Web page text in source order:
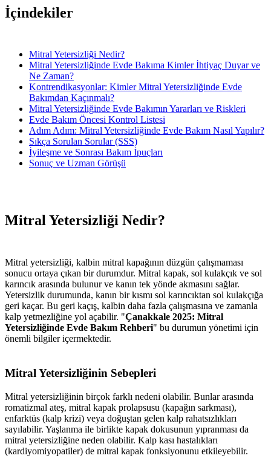
İçindekiler
Mitral Yetersizliği Nedir?
Mitral Yetersizliğinde Evde Bakıma Kimler İhtiyaç Duyar ve
Ne Zaman?
Kontrendikasyonlar: Kimler Mitral Yetersizliğinde Evde
Bakımdan Kaçınmalı?
Mitral Yetersizliğinde Evde Bakımın Yararları ve Riskleri
Evde Bakım Öncesi Kontrol Listesi
Adım Adım: Mitral Yetersizliğinde Evde Bakım Nasıl Yapılır?
Sıkça Sorulan Sorular (SSS)
İyileşme ve Sonrası Bakım İpuçları
Sonuç ve Uzman Görüşü
Mitral Yetersizliği Nedir?
Mitral yetersizliği, kalbin mitral kapağının düzgün çalışmaması
sonucu ortaya çıkan bir durumdur. Mitral kapak, sol kulakçık ve sol
karıncık arasında bulunur ve kanın tek yönde akmasını sağlar.
Yetersizlik durumunda, kanın bir kısmı sol karıncıktan sol kulakçığa
geri kaçar. Bu geri kaçış, kalbin daha fazla çalışmasına ve zamanla
kalp yetmezliğine yol açabilir. "Çanakkale 2025: Mitral
Yetersizliğinde Evde Bakım Rehberi" bu durumun yönetimi için
önemli bilgiler içermektedir.
Mitral Yetersizliğinin Sebepleri
Mitral yetersizliğinin birçok farklı nedeni olabilir. Bunlar arasında
romatizmal ateş, mitral kapak prolapsusu (kapağın sarkması),
enfarktüs (kalp krizi) veya doğuştan gelen kalp rahatsızlıkları
sayılabilir. Yaşlanma ile birlikte kapak dokusunun yıpranması da
mitral yetersizliğine neden olabilir. Kalp kası hastalıkları
(kardiyomiyopatiler) de mitral kapak fonksiyonunu etkileyebilir.